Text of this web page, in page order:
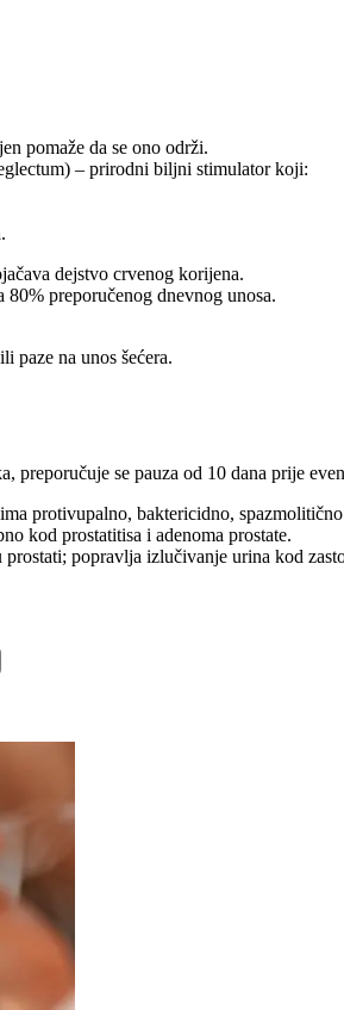
pomaže da se ono održi.
– prirodni biljni stimulator koji:
dejstvo crvenog korijena.
preporučenog dnevnog unosa.
paze na unos šećera.
preporučuje se pauza od 10 dana prije
protivupalno, baktericidno,
kod prostatitisa i adenoma prostate.
popravlja izlučivanje urina kod